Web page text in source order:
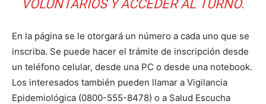
VOLUNTARIOS Y ACCEDER AL TURNO.
En la página se le otorgará un número a cada uno que se
inscriba. Se puede hacer el trámite de inscripción desde
un teléfono celular, desde una PC o desde una notebook.
Los interesados también pueden llamar a Vigilancia
Epidemiológica (0800-555-8478) o a Salud Escucha